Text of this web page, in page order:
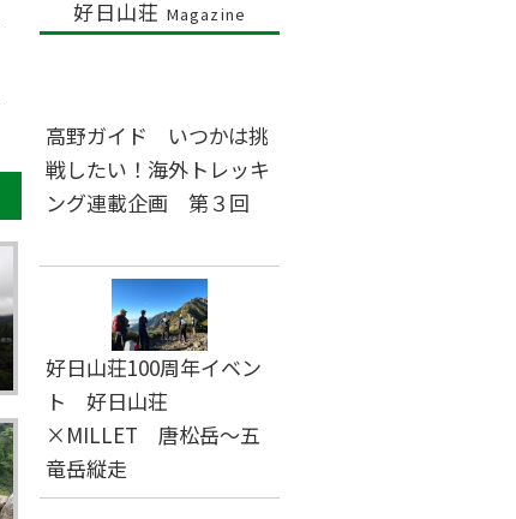
好日山荘 Magazine
高野ガイド いつかは挑
戦したい！海外トレッキ
ング連載企画 第３回
好日山荘100周年イベン
ト 好日山荘
×MILLET 唐松岳～五
竜岳縦走